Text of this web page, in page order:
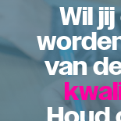
Wil
van